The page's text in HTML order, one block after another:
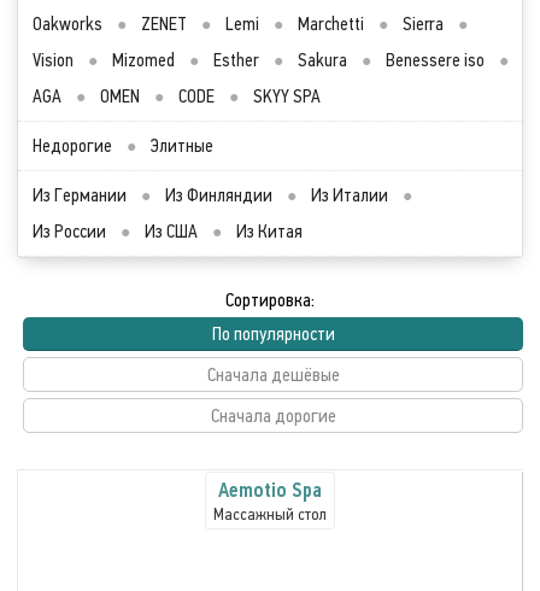
Oakworks
● ZENET ● Lemi ● Marchetti ● Sierra
●
Vision
● Mizomed ● Esther ● Sakura ● Benessere iso
●
AGA
● OMEN ● CODE ● SKYY SPA
Недорогие ● Элитные
Из Германии ● Из Финляндии ● Из Италии
●
Из России
● Из США ● Из Китая
Сортировка:
По популярности
Сначала дешёвые
Сначала дорогие
Aemotio Spa
Массажный стол